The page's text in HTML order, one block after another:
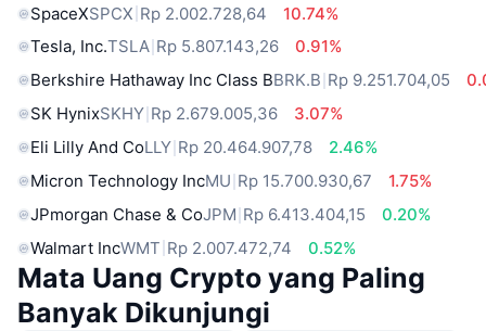
SpaceXSPCX Rp 2.002.728,64
10.74%
Tesla, Inc.TSLA Rp 5.807.143,26
0.91%
Berkshire Hathaway Inc Class BBRK.B Rp 9.251.704,05
SK HynixSKHY Rp 2.679.005,36
3.07%
Eli Lilly And CoLLY Rp 20.464.907,78
2.46%
Micron Technology IncMU Rp 15.700.930,67
1.75%
JPmorgan Chase & CoJPM Rp 6.413.404,15
0.20%
Walmart IncWMT Rp 2.007.472,74 0.52%
Mata Uang Crypto yang Paling
Banyak Dikunjungi